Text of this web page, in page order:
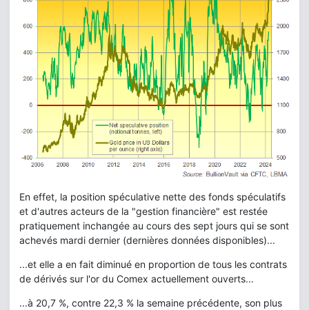
En effet, la position spéculative nette des fonds spéculatifs
et d'autres acteurs de la "gestion financière" est restée
pratiquement inchangée au cours des sept jours qui se sont
achevés mardi dernier (dernières données disponibles)...
...et elle a en fait diminué en proportion de tous les contrats
de dérivés sur l'or du Comex actuellement ouverts...
...à 20,7 %, contre 22,3 % la semaine précédente, son plus